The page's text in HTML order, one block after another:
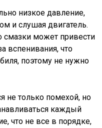
низкое давление,
и слушая двигатель.
может привести
вспенивания, что
поэтому не нужно
не только помехой, но
каждый
что не все в порядке,